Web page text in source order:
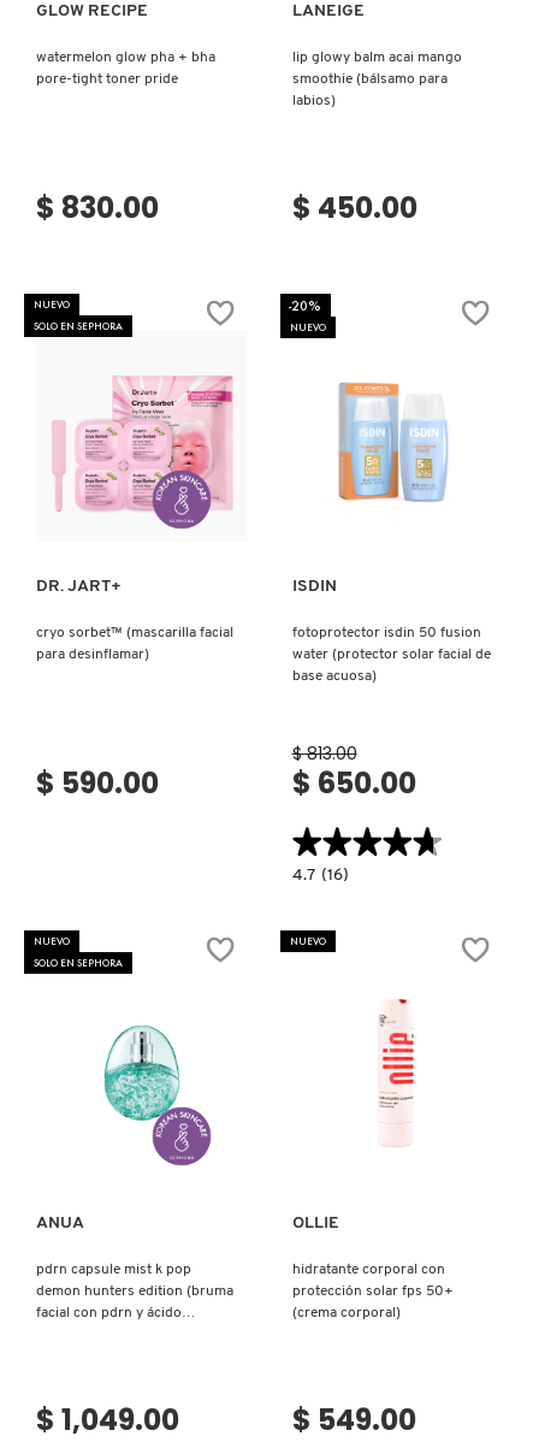
GLOW RECIPE
watermelon glow pha + bha
pore-tight toner pride
$ 830.00
LANEIGE
lip glowy balm acai mango
smoothie (bálsamo para
labios)
$ 450.00
NUEVO
SOLO EN SEPHORA
Ver más
DR. JART+
cryo sorbet™ (mascarilla facial
para desinflamar)
$ 590.00
-20%
NUEVO
Ver más
ISDIN
fotoprotector isdin 50 fusion
water (protector solar facial de
base acuosa)
$ 813.00
$ 650.00
★★★★★
★★★★★
4.7
50
FUSION
4.7 (16)
NUEVO
SOLO EN SEPHORA
Ver más
ANUA
pdrn capsule mist k pop
demon hunters edition (bruma
facial con pdrn y ácido
$ 1,049.00
NUEVO
Ver más
OLLIE
hidratante corporal con
protección solar fps 50+
(crema corporal)
$ 549.00